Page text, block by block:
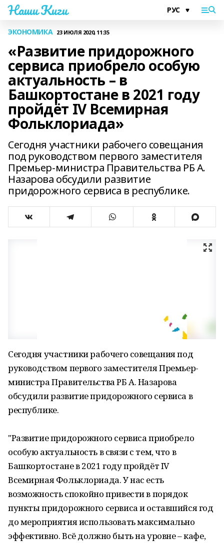
Наши Киги
ЭКОНОМИКА 23 ИЮЛЯ 2020, 11:35
«Развитие придорожного
сервиса приобрело особую
актуальность – в
Башкортостане в 2021 году
пройдёт IV Всемирная
Фольклориада»
Сегодня участники рабочего совещания
под руководством первого заместителя
Премьер-министра Правительства РБ А.
Назарова обсудили развитие
придорожного сервиса в республике.
Сегодня участники рабочего совещания под
руководством первого заместителя Премьер-
министра Правительства РБ А. Назарова
обсудили развитие придорожного сервиса в
республике.
"Развитие придорожного сервиса приобрело
особую актуальность в связи с тем, что в
Башкортостане в 2021 году пройдёт IV
Всемирная Фольклориада. У нас есть
возможность спокойно привести в порядок
пункты придорожного сервиса и оставшийся год
до мероприятия использовать максимально
эффективно. Всё должно быть на уровне – кафе,